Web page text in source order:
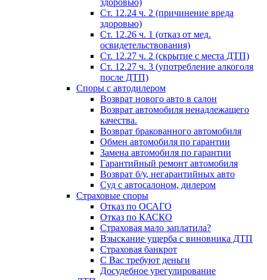
здоровью)
Ст. 12.24 ч. 2 (причинение вреда
здоровью)
Ст. 12.26 ч. 1 (отказ от мед.
освидетельствования)
Ст. 12.27 ч. 2 (скрытие с места ДТП)
Ст. 12.27 ч. 3 (употребление алкоголя
после ДТП)
Споры с автодилером
Возврат нового авто в салон
Возврат автомобиля ненадлежащего
качества.
Возврат бракованного автомобиля
Обмен автомобиля по гарантии
Замена автомобиля по гарантии
Гарантийный ремонт автомобиля
Возврат б/у, негарантийных авто
Суд с автосалоном, дилером
Страховые споры
Отказ по ОСАГО
Отказ по КАСКО
Страховая мало заплатила?
Взыскание ущерба с виновника ДТП
Страховая банкрот
С Вас требуют деньги
Досудебное урегулирование